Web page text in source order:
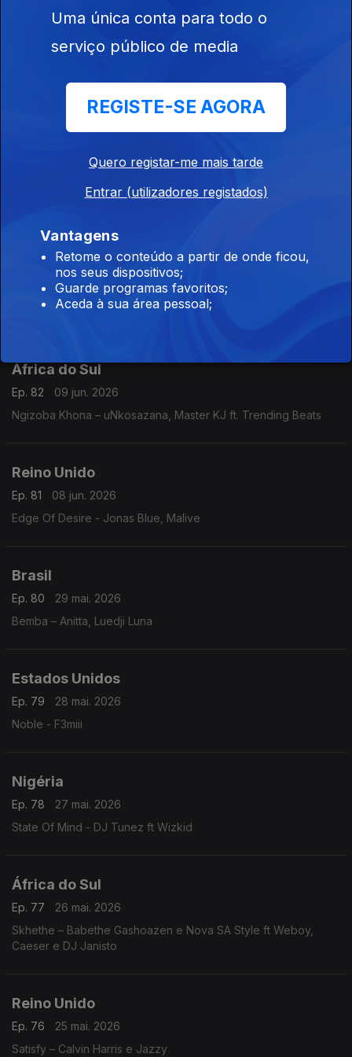
12 jun. 2026
Peão todo tatuado – Jeninho, Mariana Fagundes
Estados Unidos
11 jun. 2026
Nigéria
Ep. 83
10 jun. 2026
Jies - BNXN
África do Sul
Ep. 82
09 jun. 2026
Ngizoba Khona – uNkosazana, Master KJ ft. Trending Beats
Reino Unido
Ep. 81
08 jun. 2026
Edge Of Desire - Jonas Blue, Malive
Brasil
Ep. 80
29 mai. 2026
Bemba – Anitta, Luedji Luna
Estados Unidos
Ep. 79
28 mai. 2026
Noble - F3miii
Nigéria
Ep. 78
27 mai. 2026
State Of Mind - DJ Tunez ft Wizkid
África do Sul
Ep. 77
26 mai. 2026
Skhethe – Babethe Gashoazen e Nova SA Style ft Weboy,
Caeser e DJ Janisto
Reino Unido
Ep. 76
25 mai. 2026
Satisfy – Calvin Harris e Jazzy
Uma única conta para todo o
serviço público de media
REGISTE-SE AGORA
Quero registar-me mais tarde
Entrar (utilizadores registados)
Vantagens
Retome o conteúdo a partir de onde ficou,
nos seus dispositivos;
Guarde programas favoritos;
Aceda à sua área pessoal;